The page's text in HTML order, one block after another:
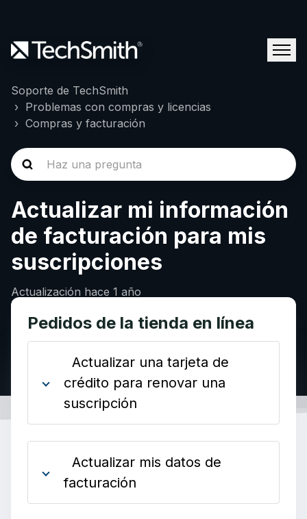
Soporte de TechSmith
Problemas con compras y licencias
Compras y facturación
Actualizar mi información
de facturación para mis
suscripciones
Actualización hace 1 año
Pedidos de la tienda en línea
Actualizar una tarjeta de
crédito para renovar una
suscripción
Actualizar mis datos de
facturación